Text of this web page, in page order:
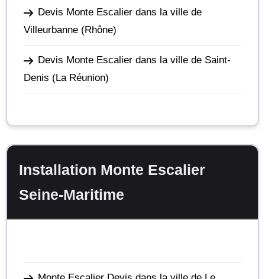
Devis Monte Escalier dans la ville de
Villeurbanne (Rhône)
Devis Monte Escalier dans la ville de Saint-
Denis (La Réunion)
Installation Monte Escalier
Seine-Maritime